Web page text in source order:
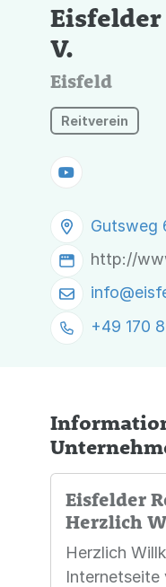
V.
Eisfeld
Reitverein
Gutsweg
http://
info@
+49 170
Eisfelder
Herzlich
Herzlich
Internetseite